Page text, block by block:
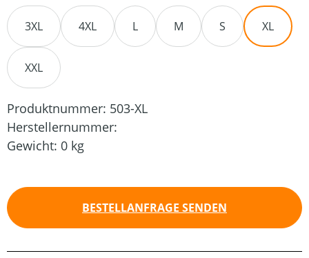
3XL 4XL L M S XL
XXL
Produktnummer: 503-XL
Herstellernummer:
Gewicht: 0 kg
BESTELLANFRAGE SENDEN